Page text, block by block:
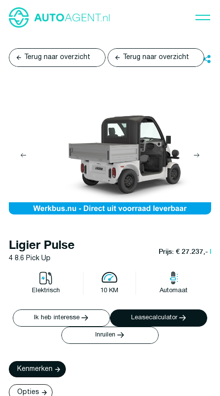
Terug naar overzicht Terug naar overzicht
Ligier Pulse
4 8.6 Pick Up
Prijs: € 27.237,-l
Elektrisch 10 KM Automaat
Ik heb interesse Leasecalculator
Inruilen
Kenmerken
Opties